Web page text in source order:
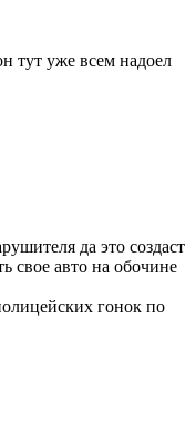
тут уже всем надоел
да это создаст
свое авто на обочине
гонок по